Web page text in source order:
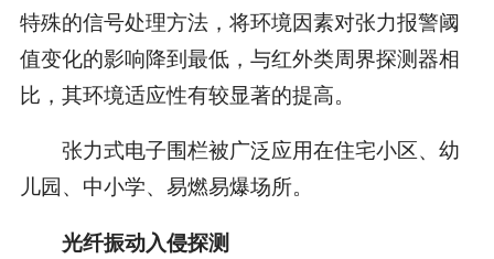
特殊的信号处理方法，将环境因素对张力报警阈
值变化的影响降到最低，与红外类周界探测器相
比，其环境适应性有较显著的提高。
张力式电子围栏被广泛应用在住宅小区、幼
儿园、中小学、易燃易爆场所。
光纤振动入侵探测